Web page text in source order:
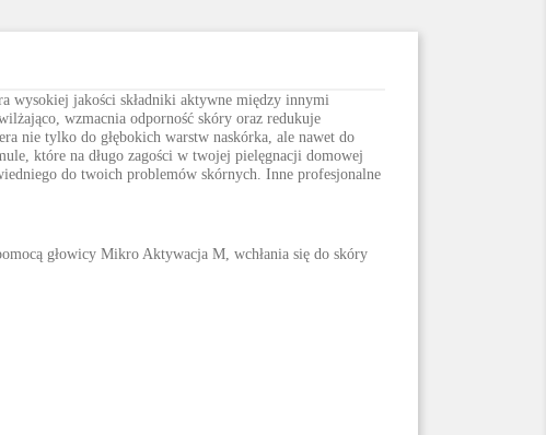
wysokiej jakości składniki aktywne między innymi
wzmacnia odporność skóry oraz redukuje
nie tylko do głębokich warstw naskórka, ale nawet do
które na długo zagości w twojej pielęgnacji domowej
do twoich problemów skórnych. Inne profesjonalne
głowicy Mikro Aktywacja M, wchłania się do skóry